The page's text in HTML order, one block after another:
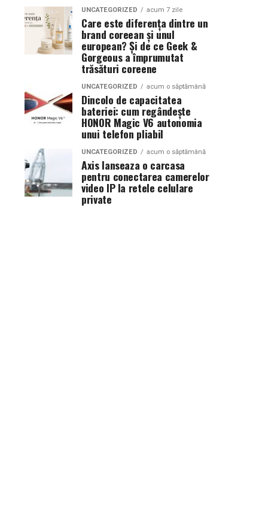
UNCATEGORIZED acum 7 zile
Care este diferența dintre un
brand coreean și unul
european? Și de ce Geek &
Gorgeous a împrumutat
trăsături coreene
UNCATEGORIZED acum o săptămână
Dincolo de capacitatea
bateriei: cum regândește
HONOR Magic V6 autonomia
unui telefon pliabil
UNCATEGORIZED acum o săptămână
Axis lanseaza o carcasa
pentru conectarea camerelor
video IP la retele celulare
private